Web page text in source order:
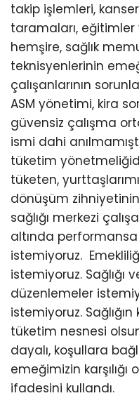
takip işlemleri,
taramaları, eğitimler
hemşire, sağlık
teknisyenlerinin
çalışanlarının
ASM yönetimi, kira
güvensiz çalışma
ismi dahi
tüketim
tüketen,
dönüşüm zihniyetinin
sağlığı merkezi
altında
istemiyoruz.
istemiyoruz. Sağlığı
düzenlemeler
istemiyoruz.
tüketim nesnesi
dayalı, koşullara
emeğimizin
ifadesini kullandı.